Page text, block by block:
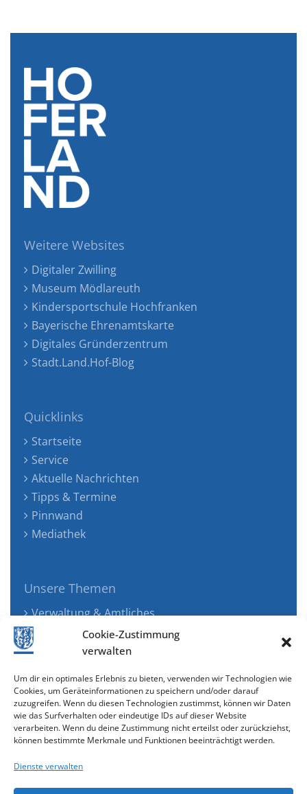
Cookie-Zustimmung
verwalten
Um dir ein optimales Erlebnis zu bieten, verwenden wir Technologien wie
Cookies, um Geräteinformationen zu speichern und/oder darauf
zuzugreifen. Wenn du diesen Technologien zustimmst, können wir Daten
wie das Surfverhalten oder eindeutige IDs auf dieser Website
verarbeiten. Wenn du deine Zustimmung nicht erteilst oder zurückziehst,
können bestimmte Merkmale und Funktionen beeinträchtigt werden.
Dienste verwalten
Weitere Websites
Digitaler Zwilling
Museum Mödlareuth
Kindersportschule Hochfranken
Bayerische Ehrenamtskarte
Digitales Gründerzentrum
Stadt.Land.Hof-Blog
Quicklinks
Startseite
Service
Aktuelle Nachrichten
Tipps & Termine
Pinnwand
Mediathek
Unsere Themen
Verwaltung & Amtliches
Jugend, Familie & Gesundheit
Tourismus, Freizeit & Ökologie
Wirtschaft & Verkehr
Senioren & Inklusion